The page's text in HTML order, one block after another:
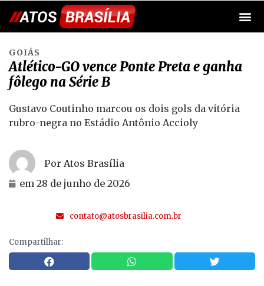
GOIÁS
Atlético-GO vence Ponte Preta e ganha
fôlego na Série B
Gustavo Coutinho marcou os dois gols da vitória
rubro-negra no Estádio Antônio Accioly
Por Atos Brasília
em 28 de junho de 2026
contato@atosbrasilia.com.br
Compartilhar: